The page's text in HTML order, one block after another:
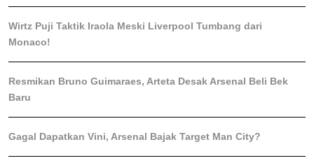
Wirtz Puji Taktik Iraola Meski Liverpool Tumbang dari
Monaco!
Resmikan Bruno Guimaraes, Arteta Desak Arsenal Beli Bek
Baru
Gagal Dapatkan Vini, Arsenal Bajak Target Man City?